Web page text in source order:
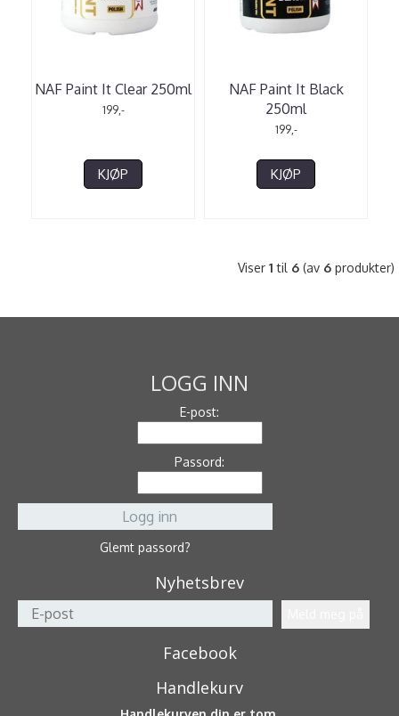
NAF Paint It Clear 250ml
199,-
KJØP
NAF Paint It Black
250ml
199,-
KJØP
Viser 1 til 6 (av 6 produkter)
LOGG INN
E-post:
Passord:
Glemt passord?
Nyhetsbrev
Facebook
Handlekurv